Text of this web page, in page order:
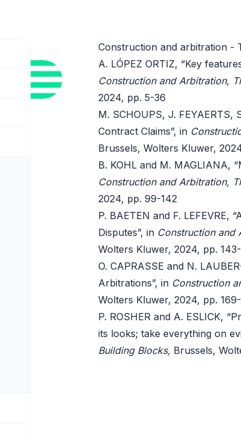
Construction and arbitration -
A. LÓPEZ ORTIZ, “Key
Construction and Arbitration,
2024, pp. 5-36
M. SCHOUPS, J. FEYAERTS,
Contract Claims”, in
Brussels, Wolters Kluwer,
B. KOHL and M. MAGLIANA,
Construction and Arbitration,
2024, pp. 99-142
P. BAETEN and F.
Disputes”, in Construction and
Wolters Kluwer, 2024, pp.
O. CAPRASSE and N.
Arbitrations”, in Construction
Wolters Kluwer, 2024, pp. 169-
P. ROSHER and A. ESLICK,
its looks; take everything on
Building Blocks, Brussels,